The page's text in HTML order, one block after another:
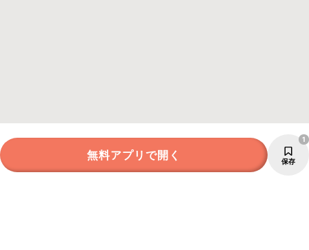
無料アプリで開く 保存
1